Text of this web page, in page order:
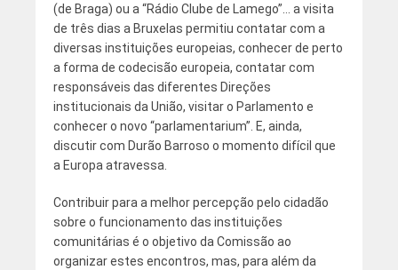
(de Braga) ou a “Rádio Clube de Lamego”… a visita
de três dias a Bruxelas permitiu contatar com a
diversas instituições europeias, conhecer de perto
a forma de codecisão europeia, contatar com
responsáveis das diferentes Direções
institucionais da União, visitar o Parlamento e
conhecer o novo “parlamentarium”. E, ainda,
discutir com Durão Barroso o momento difícil que
a Europa atravessa.
Contribuir para a melhor percepção pelo cidadão
sobre o funcionamento das instituições
comunitárias é o objetivo da Comissão ao
organizar estes encontros, mas, para além da